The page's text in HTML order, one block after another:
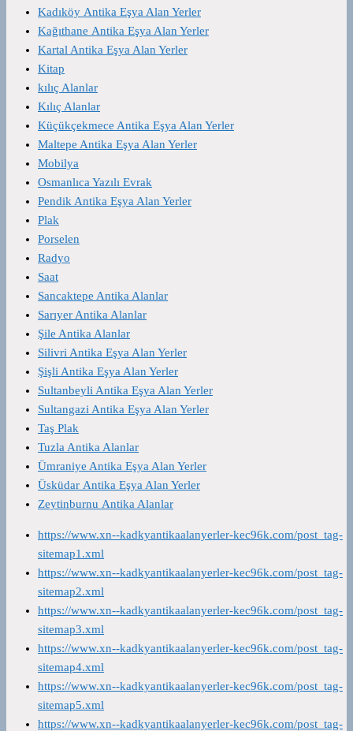
Kadıköy Antika Eşya Alan Yerler
Kağıthane Antika Eşya Alan Yerler
Kartal Antika Eşya Alan Yerler
Kitap
kılıç Alanlar
Kılıç Alanlar
Küçükçekmece Antika Eşya Alan Yerler
Maltepe Antika Eşya Alan Yerler
Mobilya
Osmanlıca Yazılı Evrak
Pendik Antika Eşya Alan Yerler
Plak
Porselen
Radyo
Saat
Sancaktepe Antika Alanlar
Sarıyer Antika Alanlar
Şile Antika Alanlar
Silivri Antika Eşya Alan Yerler
Şişli Antika Eşya Alan Yerler
Sultanbeyli Antika Eşya Alan Yerler
Sultangazi Antika Eşya Alan Yerler
Taş Plak
Tuzla Antika Alanlar
Ümraniye Antika Eşya Alan Yerler
Üsküdar Antika Eşya Alan Yerler
Zeytinburnu Antika Alanlar
https://www.xn--kadkyantikaalanyerler-kec96k.com/post_tag-
sitemap1.xml
https://www.xn--kadkyantikaalanyerler-kec96k.com/post_tag-
sitemap2.xml
https://www.xn--kadkyantikaalanyerler-kec96k.com/post_tag-
sitemap3.xml
https://www.xn--kadkyantikaalanyerler-kec96k.com/post_tag-
sitemap4.xml
https://www.xn--kadkyantikaalanyerler-kec96k.com/post_tag-
sitemap5.xml
https://www.xn--kadkyantikaalanyerler-kec96k.com/post_tag-